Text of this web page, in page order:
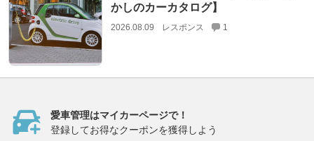
かしのカーカタログ】
2026.08.09 レスポンス 1
愛車管理はマイカーページで！
登録してお得なクーポンを獲得しよう